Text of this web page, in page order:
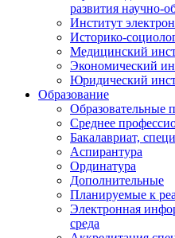
развития научно-
Институт
Историко-
Медицинский
Экономический
Юридический
Образование
Образовательные
Среднее
Бакалавриат,
Аспирантура
Ординатура
Дополнительные
Планируемые к
Электронная
среда